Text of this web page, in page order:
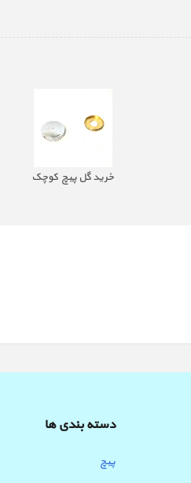
خرید گل پیچ کوچک
دسته بندی ها
پیچ